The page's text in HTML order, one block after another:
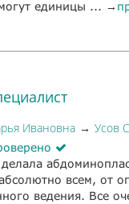
единицы ... →
Ивановна → Усов
всем, от
ведения. Все